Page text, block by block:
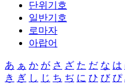
단위기호
일반기호
로마자
아랍어
あ ぁ か が さ ざ た だ な は
き ぎ し じ ち ぢ に ひ び ぴ